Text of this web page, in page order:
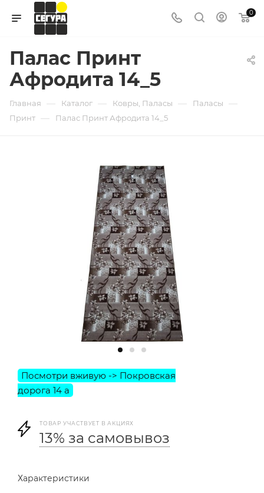
0
Палас Принт
Афродита 14_5
Главная — Каталог — Ковры, Паласы — Паласы —
Принт — Палас Принт Афродита 14_5
ТОВАР УЧАСТВУЕТ В АКЦИЯХ
13% за самовывоз
Характеристики